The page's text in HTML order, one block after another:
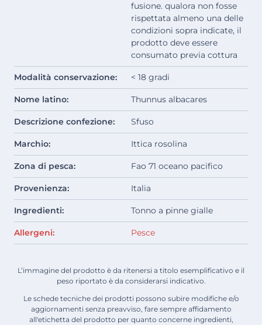
fusione. qualora non fosse
rispettata almeno una delle
condizioni sopra indicate, il
prodotto deve essere
consumato previa cottura
Modalità conservazione: < 18 gradi
Nome latino: Thunnus albacares
Descrizione confezione: Sfuso
Marchio: Ittica rosolina
Zona di pesca: Fao 71 oceano pacifico
Provenienza: Italia
Ingredienti: Tonno a pinne gialle
Allergeni: Pesce
L’immagine del prodotto è da ritenersi a titolo esemplificativo e il
peso riportato è da considerarsi indicativo.
Le schede tecniche dei prodotti possono subire modifiche e/o
aggiornamenti senza preavviso, fare sempre affidamento
all'etichetta del prodotto per quanto concerne ingredienti,